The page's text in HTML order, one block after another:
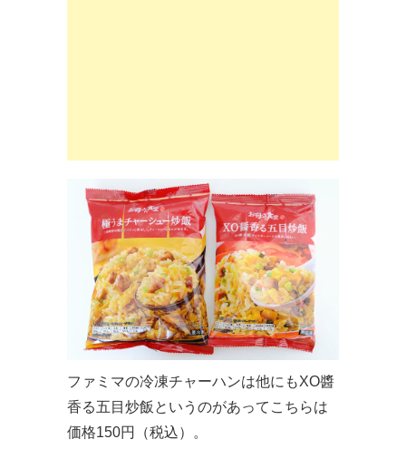
ファミマの冷凍チャーハンは他にもXO醬
香る五目炒飯というのがあってこちらは
価格150円（税込）。